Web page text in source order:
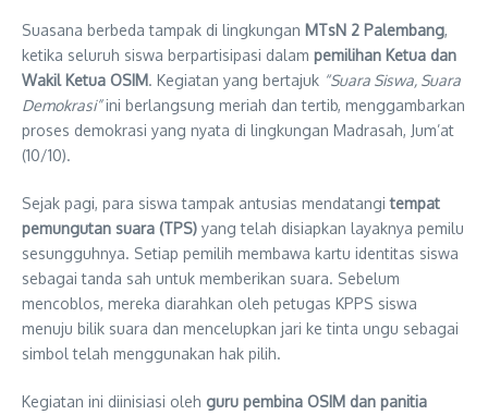
Suasana berbeda tampak di lingkungan MTsN 2 Palembang,
ketika seluruh siswa berpartisipasi dalam pemilihan Ketua dan
Wakil Ketua OSIM. Kegiatan yang bertajuk “Suara Siswa, Suara
Demokrasi”ini berlangsung meriah dan tertib, menggambarkan
proses demokrasi yang nyata di lingkungan Madrasah, Jum’at
(10/10).
Sejak pagi, para siswa tampak antusias mendatangitempat
pemungutan suara (TPS) yang telah disiapkan layaknya pemilu
sesungguhnya. Setiap pemilih membawa kartu identitas siswa
sebagai tanda sah untuk memberikan suara. Sebelum
mencoblos, mereka diarahkan oleh petugas KPPS siswa
menuju bilik suara dan mencelupkan jari ke tinta ungu sebagai
simbol telah menggunakan hak pilih.
Kegiatan ini diinisiasi oleh guru pembina OSIM dan panitia